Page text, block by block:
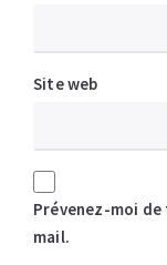
Site web
Prévenez-moi
mail.